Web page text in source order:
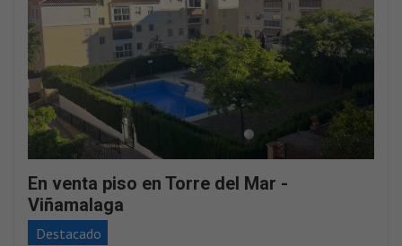
En venta piso en Torre del Mar -
Viñamalaga
Destacado